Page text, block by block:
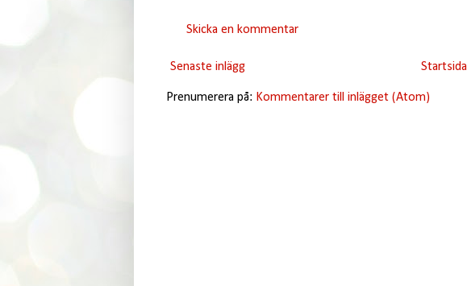
Skicka en kommentar
Senaste inlägg Startsida
Prenumerera på: Kommentarer till inlägget (Atom)